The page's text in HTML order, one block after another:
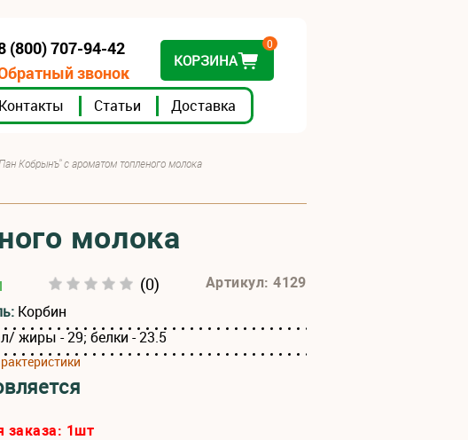
Контакты Статьи Доставка
(800) 707-94-42
звонок
КОРЗИНА
0
Кобрынъ" с ароматом топленого молока
молока
(0) Артикул: 4129
Корбин
жиры - 29; белки - 23.5
заказа: 1шт